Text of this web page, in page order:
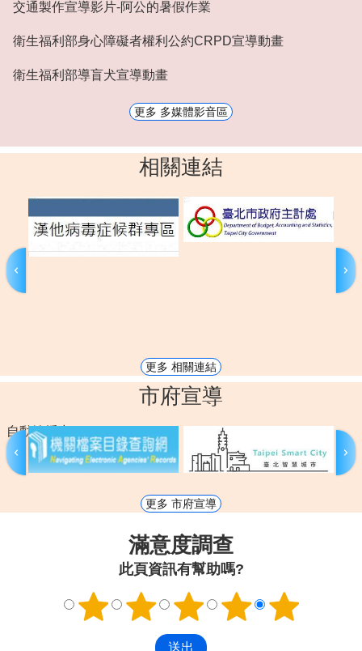
交通製作宣導影片-阿公的暑假作業
衛生福利部身心障礙者權利公約CRPD宣導動畫
衛生福利部導盲犬宣導動畫
更多 多媒體影音區
相關連結
更多 相關連結
市府宣導
自動輪播中
更多 市府宣導
滿意度調查
此頁資訊有幫助嗎?